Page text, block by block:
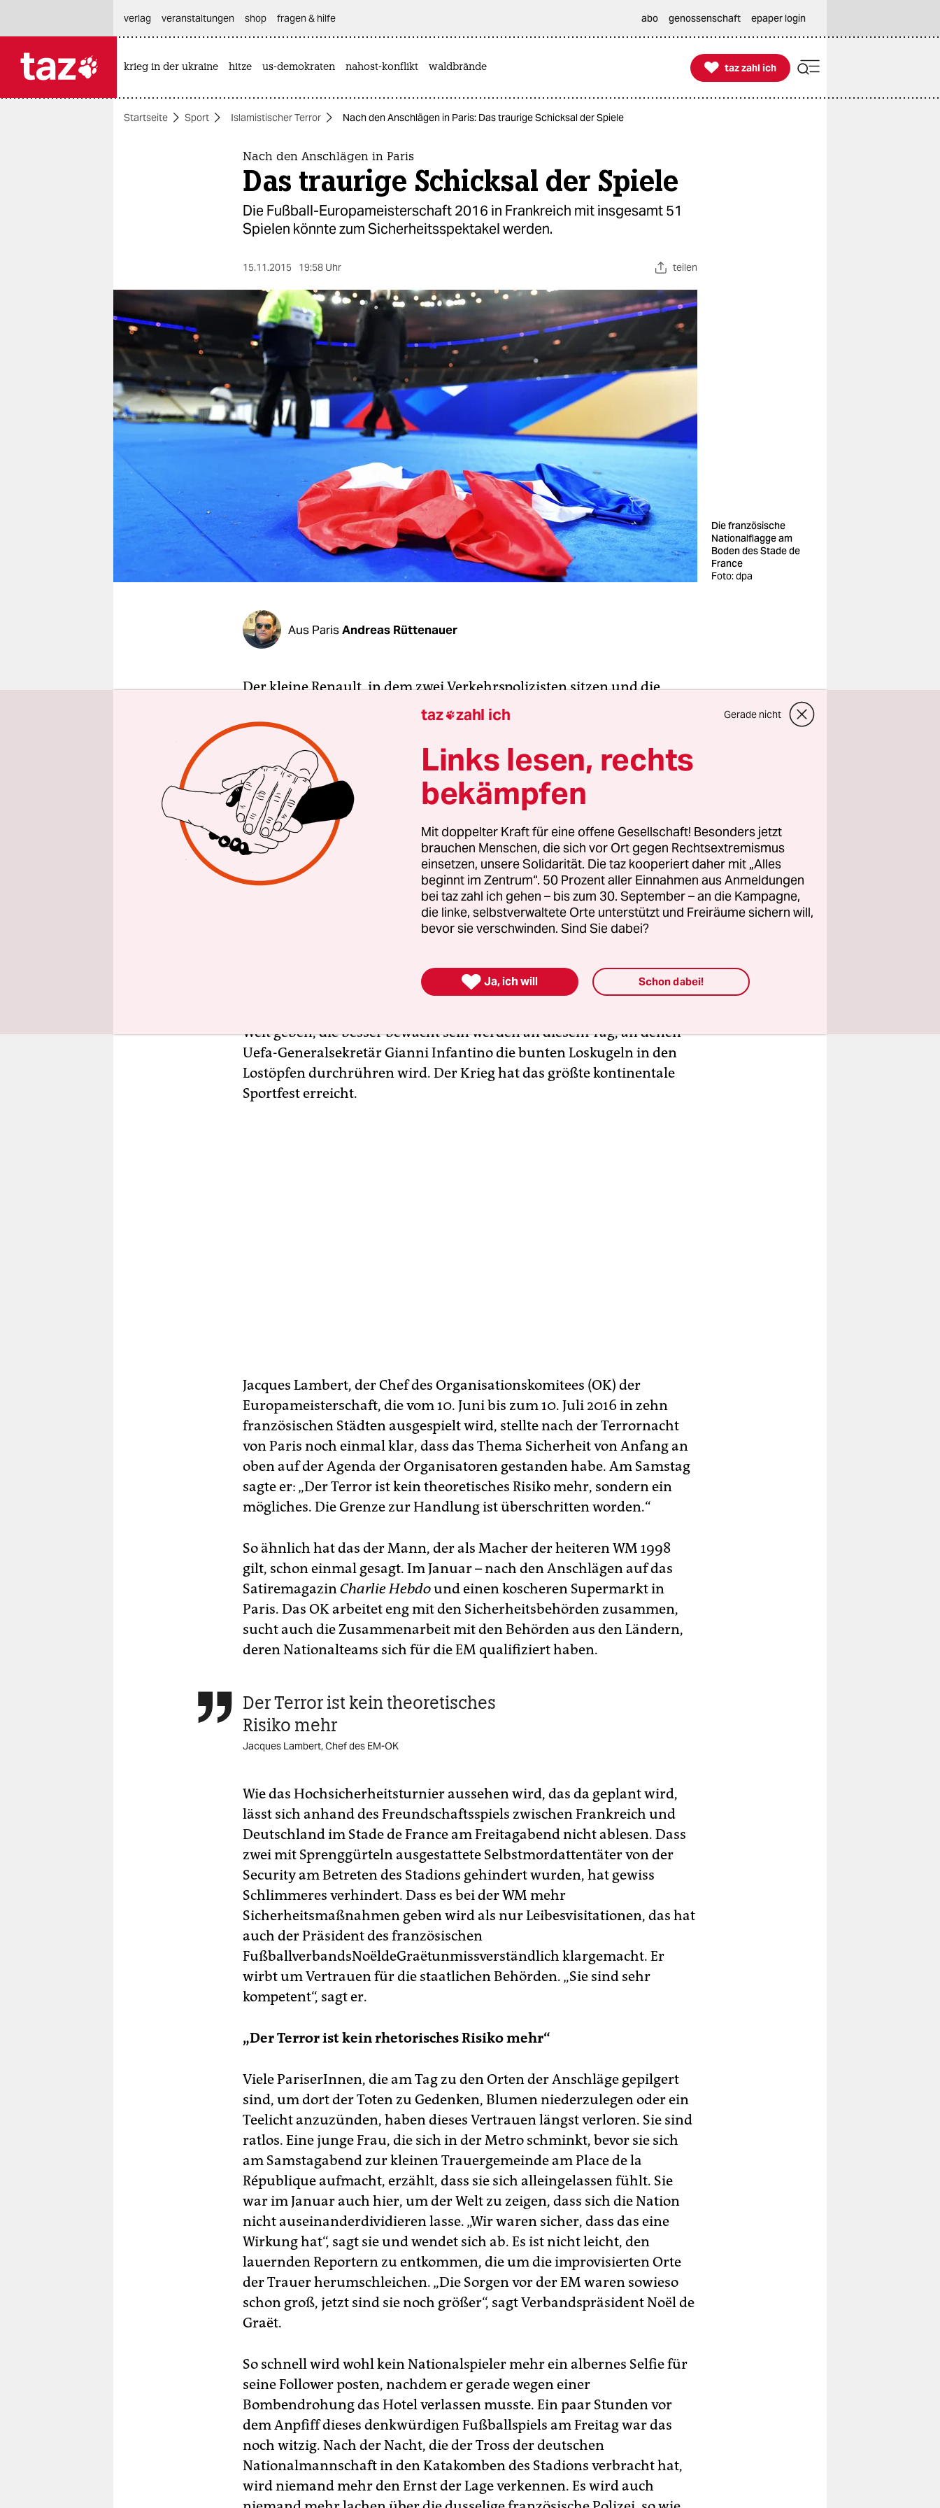
themen
berlin
nord
wahrheit
verlag
veranstaltungen
fragen & hilfe
unterstützen
verlag
veranstaltungen shop fragen & hilfe abo genossenschaft epaper login
krieg in der ukraine hitze us-demokraten nahost-konflikt waldbrände 
taz zahl ich
taz zahl ich
Startseite Sport Islamistischer Terror Nach den Anschlägen in Paris: Das traurige Schicksal der Spiele
Nach den Anschlägen in Paris
Das traurige Schicksal der Spiele
Die Fußball-Europameisterschaft 2016 in Frankreich mit insgesamt 51
Spielen könnte zum Sicherheitsspektakel werden.
15.11.2015 19:58 Uhr teilen
Die französische
Nationalflagge am
Boden des Stade de
France
Foto: dpa
Aus ParisAndreas Rüttenauer
Der kleine Renault, in dem zwei Verkehrspolizisten sitzen und die
vorbeifahrenden Fahrzeuge beobachten, wirkt arg verloren am Rande
des riesigen Kreisverkehrs über der Stadtautobahn an der Porte
Maillot. So verloren wie die wenigen Fußgänger, die an diesem
bedrückenden Tag nach der Terrornacht hier am Rande von Paris
unterwegs sind. Eine Frau versucht, ihre zwei Kinder auf einem
kleinen Spielplatz für den anstehenden Mittagsschlaf müde zu
bekommen. Ein paar ältere Männer schieben ihre müden Körper über
die riesige Kreuzung, über die in diesen Tagen der legendäre König
Arthur thront.
Ein monumentales Singspiel zur Keltensaga wird auf der Wand des
Kongresspalastes beworben. Es ist niemand unterwegs, der einen Blick
Halle die Gruppenauslosung für die Europameisterschaft 2016 Jahr
stattfindet, wird gewiss mehr los sein an dieser Kreuzung. Der Palast
Welt geben, die besser bewacht sein werden an diesem Tag, an denen
Uefa-Generalsekretär Gianni Infantino die bunten Loskugeln in den
Lostöpfen durchrühren wird. Der Krieg hat das größte kontinentale
Sportfest erreicht.
Jacques Lambert, der Chef des Organisationskomitees (OK) der
Europameisterschaft, die vom 10. Juni bis zum 10. Juli 2016 in zehn
französischen Städten ausgespielt wird, stellte nach der Terrornacht
von Paris noch einmal klar, dass das Thema Sicherheit von Anfang an
oben auf der Agenda der Organisatoren gestanden habe. Am Samstag
sagte er: „Der Terror ist kein theoretisches Risiko mehr, sondern ein
mögliches. Die Grenze zur Handlung ist überschritten worden.“
So ähnlich hat das der Mann, der als Macher der heiteren WM 1998
gilt, schon einmal gesagt. Im Januar – nach den Anschlägen auf das
SatiremagazinCharlie Hebdound einen koscheren Supermarkt in
Paris. Das OK arbeitet eng mit den Sicherheitsbehörden zusammen,
sucht auch die Zusammenarbeit mit den Behörden aus den Ländern,
deren Nationalteams sich für die EM qualifiziert haben.
 Der Terror ist kein theoretisches
Risiko mehr
Jacques Lambert, Chef des EM-OK
Wie das Hochsicherheitsturnier aussehen wird, das da geplant wird,
lässt sich anhand des Freundschaftsspiels zwischen Frankreich und
Deutschland im Stade de France am Freitagabend nicht ablesen. Dass
zwei mit Sprenggürteln ausgestattete Selbstmordattentäter von der
Security am Betreten des Stadions gehindert wurden, hat gewiss
Schlimmeres verhindert. Dass es bei der WM mehr
Sicherheitsmaßnahmen geben wird als nur Leibesvisitationen, das hat
auch der Präsident des französischen
FußballverbandsNoëldeGraëtunmissverständlich klargemacht. Er
wirbt um Vertrauen für die staatlichen Behörden. „Sie sind sehr
kompetent“, sagt er.
„Der Terror ist kein rhetorisches Risiko mehr“
Viele PariserInnen, die am Tag zu den Orten der Anschläge gepilgert
sind, um dort der Toten zu Gedenken, Blumen niederzulegen oder ein
Teelicht anzuzünden, haben dieses Vertrauen längst verloren. Sie sind
ratlos. Eine junge Frau, die sich in der Metro schminkt, bevor sie sich
am Samstagabend zur kleinen Trauergemeinde am Place de la
République aufmacht, erzählt, dass sie sich alleingelassen fühlt. Sie
war im Januar auch hier, um der Welt zu zeigen, dass sich die Nation
nicht auseinanderdividieren lasse. „Wir waren sicher, dass das eine
Wirkung hat“, sagt sie und wendet sich ab. Es ist nicht leicht, den
lauernden Reportern zu entkommen, die um die improvisierten Orte
der Trauer herumschleichen. „Die Sorgen vor der EM waren sowieso
schon groß, jetzt sind sie noch größer“, sagt Verbandspräsident Noël de
Graët.
So schnell wird wohl kein Nationalspieler mehr ein albernes Selfie für
seine Follower posten, nachdem er gerade wegen einer
Bombendrohung das Hotel verlassen musste. Ein paar Stunden vor
dem Anpfiff dieses denkwürdigen Fußballspiels am Freitag war das
noch witzig. Nach der Nacht, die der Tross der deutschen
Nationalmannschaft in den Katakomben des Stadions verbracht hat,
wird niemand mehr den Ernst der Lage verkennen. Es wird auch
taz zahl ich Gerade nicht
Links lesen, rechts
bekämpfen
Mit doppelter Kraft für eine offene Gesellschaft! Besonders jetzt
brauchen Menschen, die sich vor Ort gegen Rechtsextremismus
einsetzen, unsere Solidarität. Die taz kooperiert daher mit „Alles
beginnt im Zentrum“. 50 Prozent aller Einnahmen aus Anmeldungen
bei taz zahl ich gehen – bis zum 30. September – an die Kampagne,
die linke, selbstverwaltete Orte unterstützt und Freiräume sichern will,
bevor sie verschwinden. Sind Sie dabei?
 Ja, ich will Schon dabei!